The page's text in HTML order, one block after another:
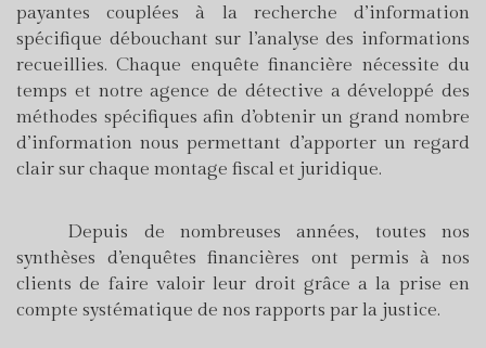
payantes couplées à la recherche d’information
spécifique débouchant sur l’analyse des informations
recueillies. Chaque enquête financière nécessite du
temps et notre agence de détective a développé des
méthodes spécifiques afin d’obtenir un grand nombre
d’information nous permettant d’apporter un regard
clair sur chaque montage fiscal et juridique.
Depuis de nombreuses années, toutes nos
synthèses d’enquêtes financières ont permis à nos
clients de faire valoir leur droit grâce a la prise en
compte systématique de nos rapports par la justice.